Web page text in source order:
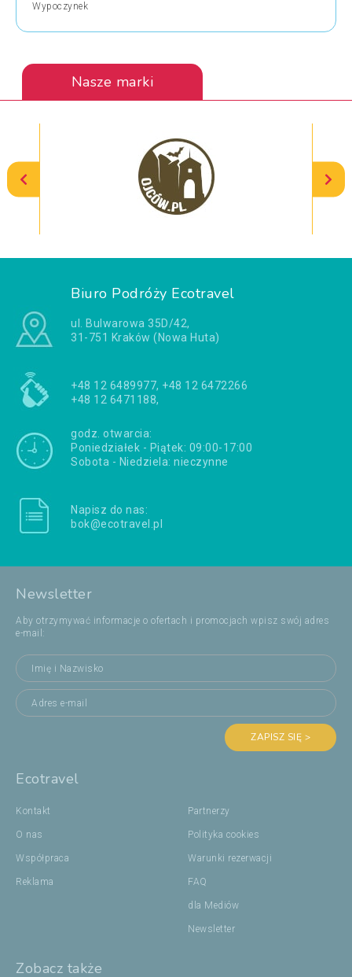
Wypoczynek
Nasze marki
Biuro Podróży Ecotravel
ul. Bulwarowa 35D/42,
31-751 Kraków (Nowa Huta)
+48 12 6489977, +48 12 6472266
+48 12 6471188,
godz. otwarcia:
Poniedziałek - Piątek: 09:00-17:00
Sobota - Niedziela: nieczynne
Napisz do nas:
bok@ecotravel.pl
Newsletter
Aby otrzymywać informacje o ofertach i promocjach wpisz swój adres
e-mail:
ZAPISZ SIĘ >
Ecotravel
Kontakt
O nas
Współpraca
Reklama
Partnerzy
Polityka cookies
Warunki rezerwacji
FAQ
dla Mediów
Newsletter
Zobacz także